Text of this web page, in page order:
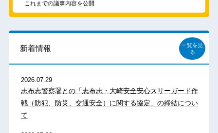
これまでの議事内容を公開
新着情報
一覧を見
る
2026.07.29
志布志警察署との「志布志・大崎安全安心スリーガード作
戦（防犯、防災、交通安全）に関する協定」の締結につい
て